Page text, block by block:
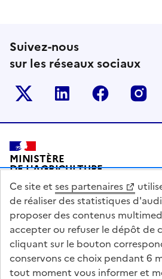
Suivez-nous
sur les réseaux sociaux
Le ministère sur Twitter
Le ministère sur
Le
Pied de page
MINISTÈRE
DE L'AGRICULTURE
DE L'AGRO-ALIMENTAIRE
ET DE LA SOUVERAINETÉ
ALIMENTAIRE
legifrance.gouv.fr info.gouv.fr
Ce site et ses partenaires
de réaliser des statistiques
proposer des contenus
accepter ou refuser le dépôt de
cliquant sur le bouton
conservons ce choix pendant 6
tout moment vous informer et